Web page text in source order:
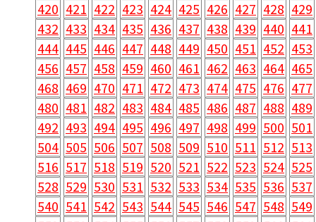
420 421 422 423 424 425 426 427 428 429
432 433 434 435 436 437 438 439 440 441
444 445 446 447 448 449 450 451 452 453
456 457 458 459 460 461 462 463 464 465
468 469 470 471 472 473 474 475 476 477
480 481 482 483 484 485 486 487 488 489
492 493 494 495 496 497 498 499 500 501
504 505 506 507 508 509 510 511 512 513
516 517 518 519 520 521 522 523 524 525
528 529 530 531 532 533 534 535 536 537
540 541 542 543 544 545 546 547 548 549